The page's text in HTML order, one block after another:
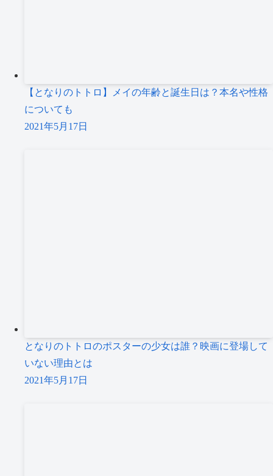
【となりのトトロ】メイの年齢と誕生日は？本名や性格
についても
2021年5月17日
となりのトトロのポスターの少女は誰？映画に登場して
いない理由とは
2021年5月17日